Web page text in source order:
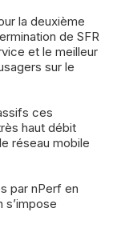
la deuxième
de SFR
et le meilleur
sur le
ces
haut débit
réseau mobile
par nPerf en
s’impose